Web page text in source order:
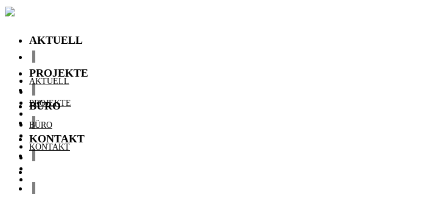
AKTUELL
PROJEKTE
BÜRO
KONTAKT
AKTUELL
PROJEKTE
BÜRO
KONTAKT